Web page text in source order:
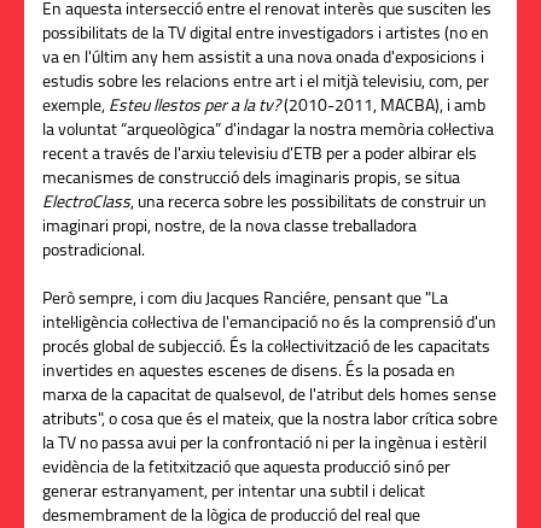
En aquesta intersecció entre el renovat interès que susciten les
possibilitats de la TV digital entre investigadors i artistes (no en
va en l'últim any hem assistit a una nova onada d'exposicions i
estudis sobre les relacions entre art i el mitjà televisiu, com, per
exemple, Esteu llestos per a la tv?(2010-2011, MACBA), i amb
la voluntat “arqueològica” d'indagar la nostra memòria col·lectiva
recent a través de l'arxiu televisiu d'ETB per a poder albirar els
mecanismes de construcció dels imaginaris propis, se situa
ElectroClass, una recerca sobre les possibilitats de construir un
imaginari propi, nostre, de la nova classe treballadora
postradicional.
Però sempre, i com diu Jacques Ranciére, pensant que "La
intel·ligència col·lectiva de l'emancipació no és la comprensió d'un
procés global de subjecció. És la col·lectivització de les capacitats
invertides en aquestes escenes de disens. És la posada en
marxa de la capacitat de qualsevol, de l'atribut dels homes sense
atributs", o cosa que és el mateix, que la nostra labor crítica sobre
la TV no passa avui per la confrontació ni per la ingènua i estèril
evidència de la fetitxització que aquesta producció sinó per
generar estranyament, per intentar una subtil i delicat
desmembrament de la lògica de producció del real que